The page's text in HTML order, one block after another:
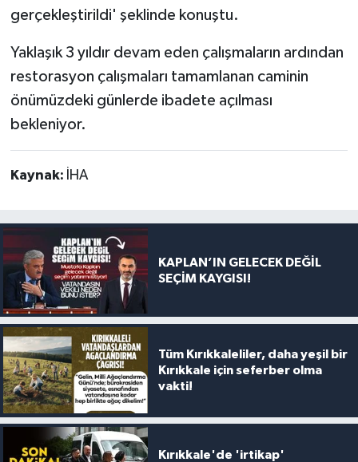
gerçekleştirildi' şeklinde konuştu.
Yaklaşık 3 yıldır devam eden çalışmaların ardından
restorasyon çalışmaları tamamlanan caminin
önümüzdeki günlerde ibadete açılması
bekleniyor.
Kaynak: İHA
KAPLAN’IN GELECEK DEĞİL
SEÇİM KAYGISI!
Tüm Kırıkkaleliler, daha yeşil bir
Kırıkkale için seferber olma
vakti!
Kırıkkale'de 'irtikap'